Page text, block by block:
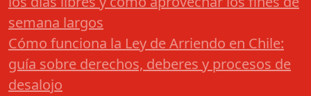
semana largos
Cómo funciona la Ley de Arriendo en Chile:
guía sobre derechos, deberes y procesos de
desalojo